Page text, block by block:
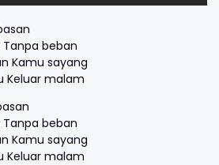
Tanpa beban
Kamu sayang
Keluar malam
Tanpa beban
Kamu sayang
Keluar malam